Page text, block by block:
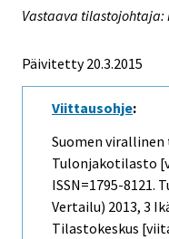
Vastaava tilastojohtaja:
Päivitetty 20.3.2015
Viittausohje:
Suomen virallinen
Tulonjakotilasto
ISSN=1795-8121.
Vertailu) 2013, 3
Tilastokeskus